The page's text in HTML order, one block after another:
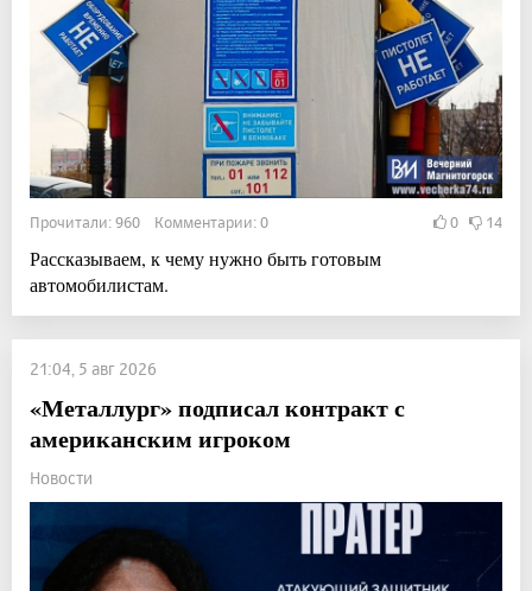
Прочитали: 960 Комментарии: 0 0 14
Рассказываем, к чему нужно быть готовым
автомобилистам.
21:04, 5 авг 2026
«Металлург» подписал контракт с
американским игроком
Новости